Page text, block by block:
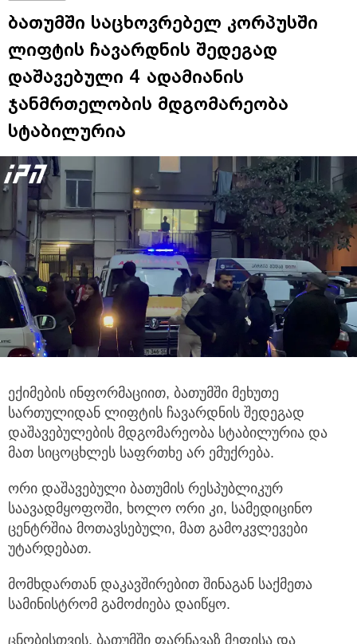
ბათუმში საცხოვრებელ კორპუსში
ლიფტის ჩავარდნის შედეგად
დაშავებული 4 ადამიანის
ჯანმრთელობის მდგომარეობა
სტაბილურია
ექიმების ინფორმაციით, ბათუმში მეხუთე
სართულიდან ლიფტის ჩავარდნის შედეგად
დაშავებულების მდგომარეობა სტაბილურია და
მათ სიცოცხლეს საფრთხე არ ემუქრება.
ორი დაშავებული ბათუმის რესპუბლიკურ
საავადმყოფოში, ხოლო ორი კი, სამედიცინო
ცენტრშია მოთავსებული, მათ გამოკვლევები
უტარდებათ.
მომხდართან დაკავშირებით შინაგან საქმეთა
სამინისტრომ გამოძიება დაიწყო.
ცნობისთვის, ბათუმში ფარნავაზ მეფისა და